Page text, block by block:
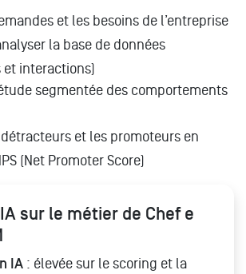
et les besoins de l’entreprise
la base de données
interactions)
segmentée des comportements
et les promoteurs en
(Net Promoter Score)
sur le métier de Chef e
IA : élevée sur le scoring et la